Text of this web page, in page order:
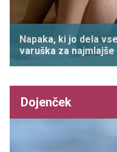
Napaka, ki jo dela
varuška za najmlajše
Dojenček